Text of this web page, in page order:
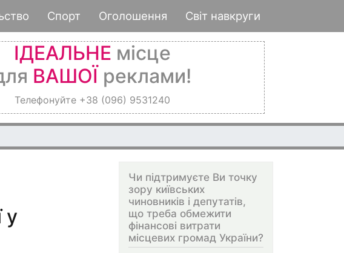
Спорт Оголошення Світ навкруги
ІДЕАЛЬНЕ місце
ВАШОЇ реклами!
Телефонуйте +38 (096) 9531240
у
Чи підтримуєте Ви точку
зору київських
чиновників і депутатів,
що треба обмежити
фінансові витрати
місцевих громад України?